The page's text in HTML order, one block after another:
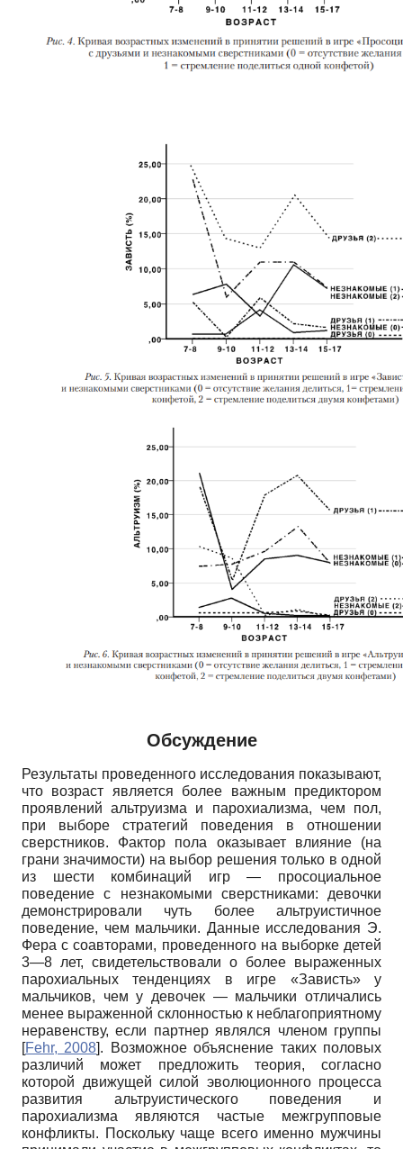
Обсуждение
Результаты проведенного исследования показывают,
что возраст является более важным предиктором
проявлений альтруизма и парохиализма, чем пол,
при выборе стратегий поведения в отношении
сверстников. Фактор пола оказывает влияние (на
грани значимости) на выбор решения только в одной
из шести комбинаций игр — просоциальное
поведение с незнакомыми сверстниками: девочки
демонстрировали чуть более альтруистичное
поведение, чем мальчики. Данные исследования Э.
Фера с соавторами, проведенного на выборке детей
3—8 лет, свидетельствовали о более выраженных
парохиальных тенденциях в игре «Зависть» у
мальчиков, чем у девочек — мальчики отличались
менее выраженной склонностью к неблагоприятному
неравенству, если партнер являлся членом группы
[Fehr, 2008]. Возможное объяснение таких половых
различий может предложить теория, согласно
которой движущей силой эволюционного процесса
развития альтруистического поведения и
парохиализма являются частые межгрупповые
конфликты. Поскольку чаще всего именно мужчины